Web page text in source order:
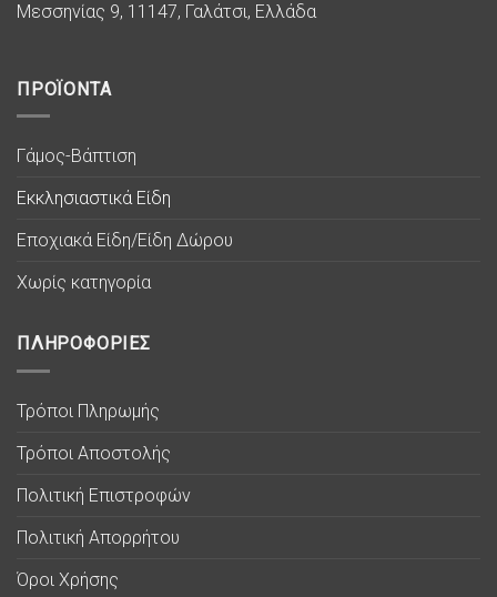
Μεσσηνίας 9, 11147, Γαλάτσι, Ελλάδα
ΠΡΟΪΟΝΤΑ
Γάμος-Βάπτιση
Εκκλησιαστικά Είδη
Εποχιακά Είδη/Είδη Δώρου
Χωρίς κατηγορία
ΠΛΗΡΟΦΟΡΙΕΣ
Τρόποι Πληρωμής
Τρόποι Αποστολής
Πολιτική Επιστροφών
Πολιτική Απορρήτου
Όροι Χρήσης